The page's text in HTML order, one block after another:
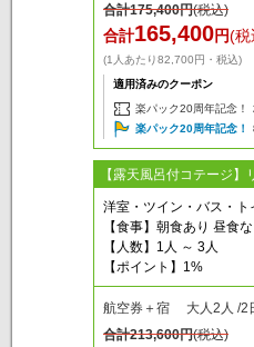
合計175,400円(税込)
合計165,400円(税
(1人あたり82,700円・税込)
適用済みのクーポン
楽パック20周年記念！
楽パック20周年記念！
【露天風呂付コテージ
洋室・ツイン・バス・ト
【食事】朝食あり 昼食
【人数】1人 ～ 3人
【ポイント】1%
航空券＋宿 大人2人 /2
合計213,600円(税込)